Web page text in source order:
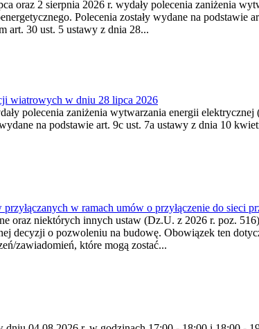
oraz 2 sierpnia 2026 r. wydały polecenia zaniżenia
Polecenia zostały wydane na podstawie
art. 30 ust. 5 ustawy z dnia 28...
wiatrowych w dniu 28 lipca 2026
polecenia zaniżenia wytwarzania energii
na podstawie art. 9c ust. 7a ustawy z dnia 10
w ramach umów o przyłączenie do sieci
oraz niektórych innych ustaw (Dz.U. z 2026 r. poz.
decyzji o pozwoleniu na budowę. Obowiązek ten
zawiadomień, które mogą zostać...